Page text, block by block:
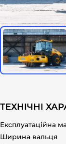
ТЕХНІЧНІ
Експлуатаційна
Ширина вальця